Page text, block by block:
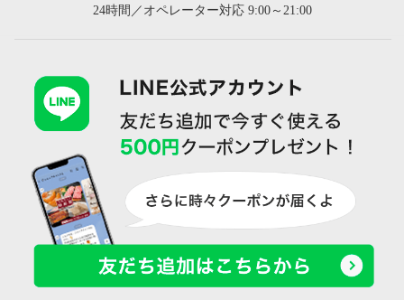
24時間／オペレーター対応 9:00～21:00